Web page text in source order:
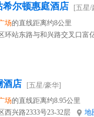
希尔顿惠庭酒店
[五星/
场的直线距离约8公里
环站东路与和兴路交叉口富
酒店
[五星/豪华]
场的直线距离约8.95公里
西兴路2333号23-32层 地